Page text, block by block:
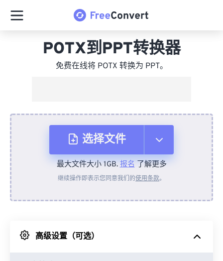
POTX到PPT转换器
免费在线将 POTX 转换为 PPT。
选择文件
从设备
来自 Google Drive
最大文件大小 1GB.报名了解更多
继续操作即表示您同意我们的使用条款。
高级设置（可选）